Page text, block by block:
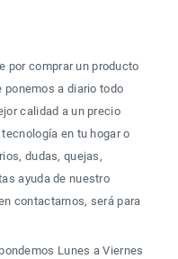
por comprar un producto
ponemos a diario todo
calidad a un precio
en tu hogar o
dudas, quejas,
ayuda de nuestro
contactarnos, será para
Lunes a Viernes